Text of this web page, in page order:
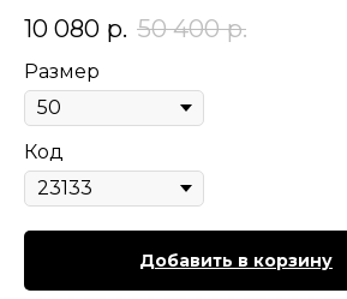
10 080 р. 50 400 р.
Размер
Код
Добавить в корзину